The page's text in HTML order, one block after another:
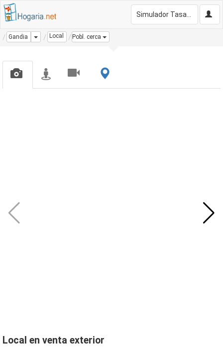
Gandia Dropdown
Local Pobl. cerca
Local en venta exterior